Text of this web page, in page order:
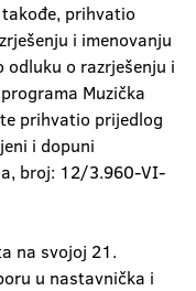
prihvatio
i imenovanju
odluku o razrješenju i
Muzička
prihvatio prijedlog
i dopuni
broj: 12/3.960-VI-
na svojoj 21.
u nastavnička i